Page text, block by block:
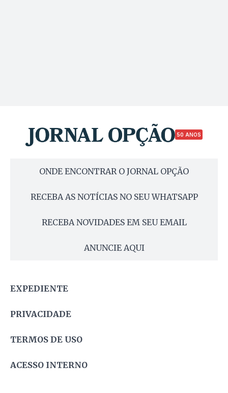
50 ANOS
ONDE ENCONTRAR O JORNAL OPÇÃO
RECEBA AS NOTÍCIAS NO SEU WHATSAPP
RECEBA NOVIDADES EM SEU EMAIL
ANUNCIE AQUI
EXPEDIENTE
PRIVACIDADE
TERMOS DE USO
ACESSO INTERNO